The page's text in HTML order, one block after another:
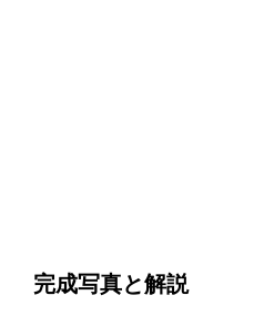
完成写真と解説